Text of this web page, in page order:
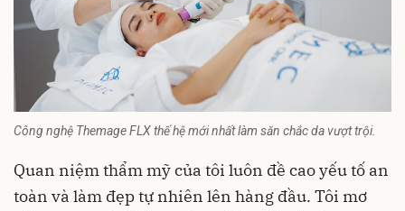
Công nghệ Themage FLX thế hệ mới nhất làm săn chắc da vượt trội.
Quan niệm thẩm mỹ của tôi luôn đề cao yếu tố an
toàn và làm đẹp tự nhiên lên hàng đầu. Tôi mơ